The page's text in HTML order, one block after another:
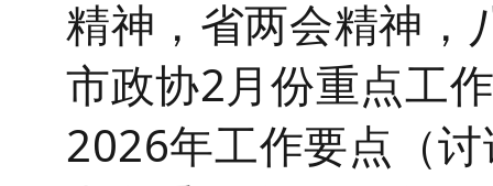
精神，省两会精神，
市政协2月份重点工
2026年工作要点（